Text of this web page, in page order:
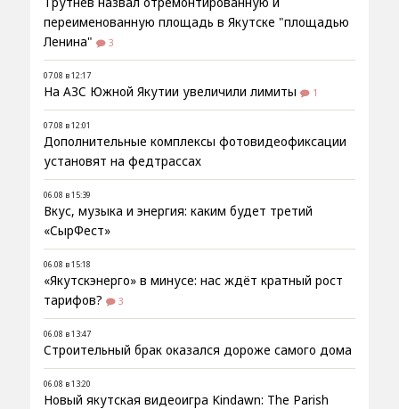
переименованную площадь в Якутске "площадью
Ленина"
3
07.08 в 12:17
На АЗС Южной Якутии увеличили лимиты 1
07.08 в 12:01
Дополнительные комплексы фотовидеофиксации
установят на федтрассах
06.08 в 15:39
Вкус, музыка и энергия: каким будет третий
«СырФест»
06.08 в 15:18
«Якутскэнерго» в минусе: нас ждёт кратный рост
тарифов?
3
06.08 в 13:47
Строительный брак оказался дороже самого дома
06.08 в 13:20
Новый якутская видеоигра Kindawn: The Parish